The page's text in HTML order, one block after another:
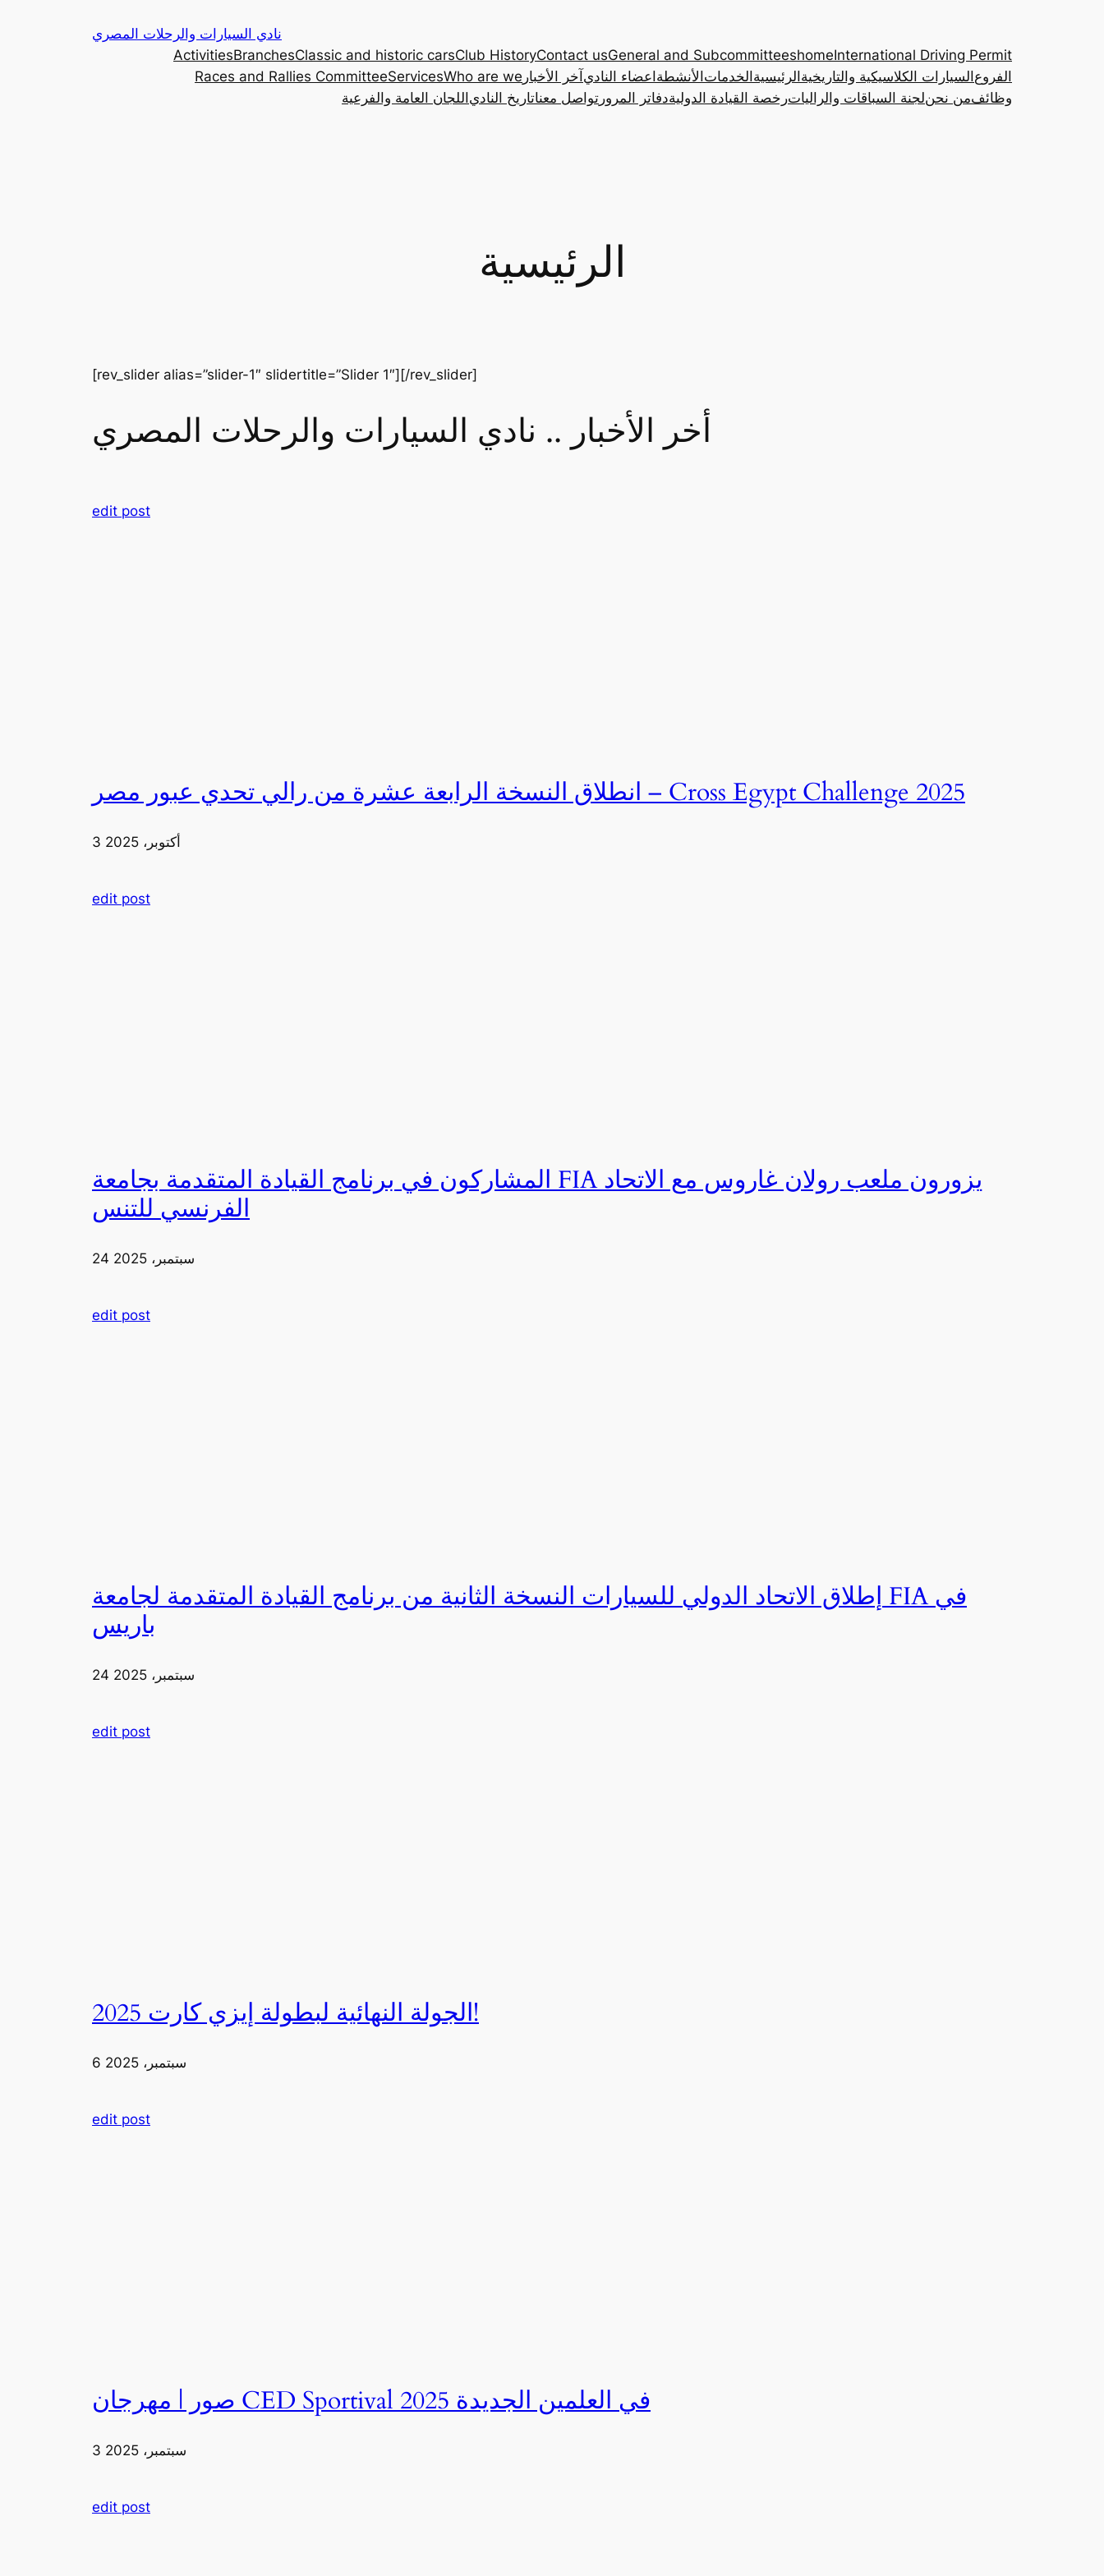
نادي السيارات والرحلات المصري
ActivitiesBranchesClassic and historic carsClub HistoryContact usGeneral and SubcommitteeshomeInternational Driving Permit
Races and Rallies CommitteeServicesWho are we آخر الأخبار اعضاء النادي الأنشطة الخدمات الرئيسية السيارات الكلاسيكية والتاريخية الفروع
اللجان العامة والفرعية تاريخ الناديتواصل معنا دفاتر المروررخصة القيادة الدوليةلجنة السباقات والرالياتمن نحنوظائف
الرئيسية
[rev_slider alias=”slider-1″ slidertitle=”Slider 1″][/rev_slider]
أخر الأخبار .. نادي السيارات والرحلات المصري
edit post
انطلاق النسخة الرابعة عشرة من رالي تحدي عبور مصر – Cross Egypt Challenge 2025
3 أكتوبر، 2025
edit post
المشاركون في برنامج القيادة المتقدمة بجامعة FIA يزورون ملعب رولان غاروس مع الاتحاد
الفرنسي للتنس
24 سبتمبر، 2025
edit post
إطلاق الاتحاد الدولي للسيارات النسخة الثانية من برنامج القيادة المتقدمة لجامعة FIA في
باريس
24 سبتمبر، 2025
edit post
الجولة النهائية لبطولة إيزي كارت 2025!
6 سبتمبر، 2025
edit post
صور | مهرجان CED Sportival في العلمين الجديدة 2025
3 سبتمبر، 2025
edit post